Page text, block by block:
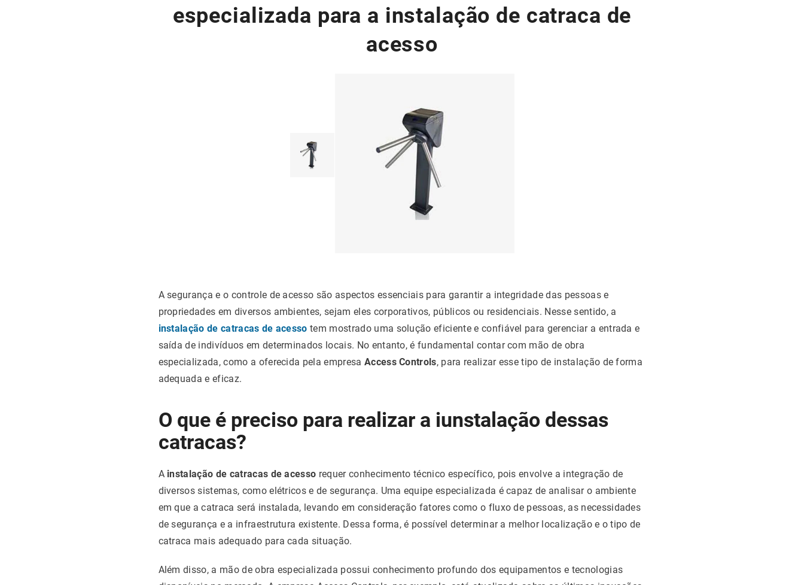
especializada para a instalação de catraca de
acesso
A segurança e o controle de acesso são aspectos essenciais para garantir a integridade das pessoas e
propriedades em diversos ambientes, sejam eles corporativos, públicos ou residenciais. Nesse sentido, a
instalação de catracas de acesso tem mostrado uma solução eficiente e confiável para gerenciar a entrada e
saída de indivíduos em determinados locais. No entanto, é fundamental contar com mão de obra
especializada, como a oferecida pela empresa Access Controls, para realizar esse tipo de instalação de forma
adequada e eficaz.
O que é preciso para realizar a iunstalação dessas
catracas?
A instalação de catracas de acesso requer conhecimento técnico específico, pois envolve a integração de
diversos sistemas, como elétricos e de segurança. Uma equipe especializada é capaz de analisar o ambiente
em que a catraca será instalada, levando em consideração fatores como o fluxo de pessoas, as necessidades
de segurança e a infraestrutura existente. Dessa forma, é possível determinar a melhor localização e o tipo de
catraca mais adequado para cada situação.
Além disso, a mão de obra especializada possui conhecimento profundo dos equipamentos e tecnologias